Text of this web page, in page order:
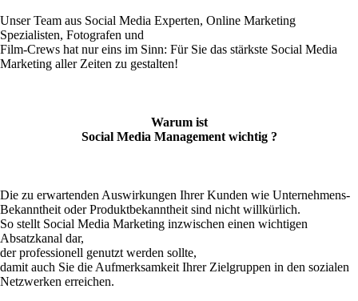
Unser Team aus Social Media Experten, Online Marketing
Spezialisten, Fotografen und
Film-Crews hat nur eins im Sinn: Für Sie das stärkste Social Media
Marketing aller Zeiten zu gestalten!
Warum ist
Social Media Management wichtig ?
Die zu erwartenden Auswirkungen Ihrer Kunden wie Unternehmens-
Bekanntheit oder Produktbekanntheit sind nicht willkürlich.
So stellt Social Media Marketing inzwischen einen wichtigen
Absatzkanal dar,
der professionell genutzt werden sollte,
damit auch Sie die AufmerksamkeitIhrer Zielgruppen in den sozialen
Netzwerken erreichen.